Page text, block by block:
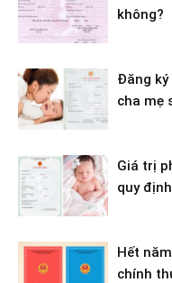
không?
Đăng
cha mẹ
Giá trị
quy
Hết
chính